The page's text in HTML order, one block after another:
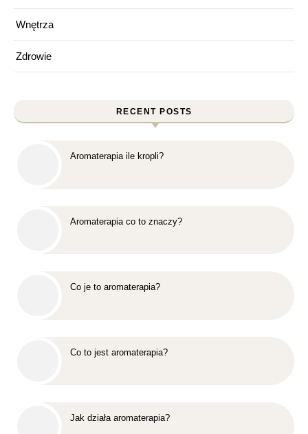
Wnętrza
Zdrowie
RECENT POSTS
Aromaterapia ile kropli?
Aromaterapia co to znaczy?
Co je to aromaterapia?
Co to jest aromaterapia?
Jak działa aromaterapia?